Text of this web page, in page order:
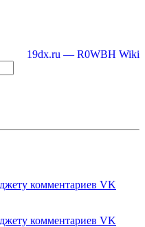
19dx.ru — R0WBH Wiki
комментариев VK
комментариев VK